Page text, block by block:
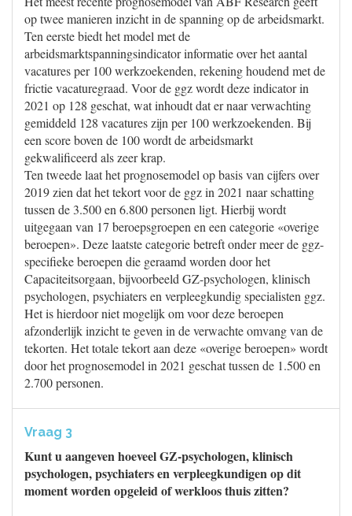
op twee manieren inzicht in de spanning op de arbeidsmarkt.
Ten eerste biedt het model met de
arbeidsmarktspanningsindicator informatie over het aantal
vacatures per 100 werkzoekenden, rekening houdend met de
frictie vacaturegraad. Voor de ggz wordt deze indicator in
2021 op 128 geschat, wat inhoudt dat er naar verwachting
gemiddeld 128 vacatures zijn per 100 werkzoekenden. Bij
een score boven de 100 wordt de arbeidsmarkt
gekwalificeerd als zeer krap.
Ten tweede laat het prognosemodel op basis van cijfers over
2019 zien dat het tekort voor de ggz in 2021 naar schatting
tussen de 3.500 en 6.800 personen ligt. Hierbij wordt
uitgegaan van 17 beroepsgroepen en een categorie «overige
beroepen». Deze laatste categorie betreft onder meer de ggz-
specifieke beroepen die geraamd worden door het
Capaciteitsorgaan, bijvoorbeeld GZ-psychologen, klinisch
psychologen, psychiaters en verpleegkundig specialisten ggz.
Het is hierdoor niet mogelijk om voor deze beroepen
afzonderlijk inzicht te geven in de verwachte omvang van de
tekorten. Het totale tekort aan deze «overige beroepen» wordt
door het prognosemodel in 2021 geschat tussen de 1.500 en
2.700 personen.
Vraag 3
Kunt u aangeven hoeveel GZ-psychologen, klinisch
psychologen, psychiaters en verpleegkundigen op dit
moment worden opgeleid of werkloos thuis zitten?